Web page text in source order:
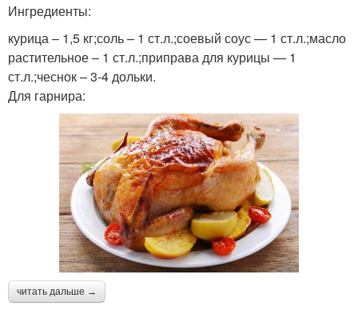
Ингредиенты:
курица – 1,5 кг;соль – 1 ст.л.;соевый соус — 1 ст.л.;масло
растительное – 1 ст.л.;приправа для курицы — 1
ст.л.;чеснок – 3-4 дольки.
Для гарнира:
читать дальше →